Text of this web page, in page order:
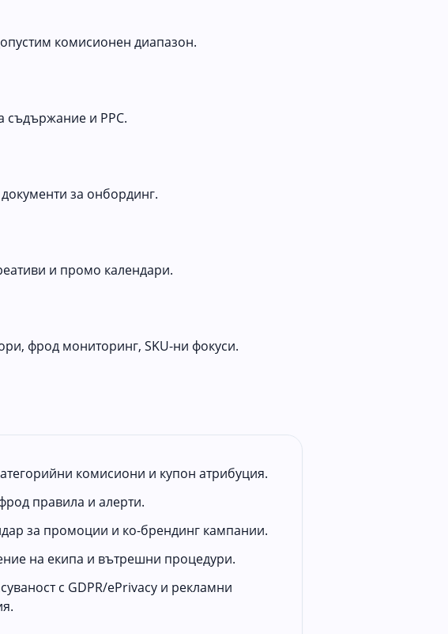
комисионен диапазон.
съдържание и PPC.
за онбординг.
и промо календари.
фрод мониторинг, SKU-ни фокуси.
комисиони и купон атрибуция.
правила и алерти.
за промоции и ко-брендинг кампании.
на екипа и вътрешни процедури.
с GDPR/ePrivacy и рекламни